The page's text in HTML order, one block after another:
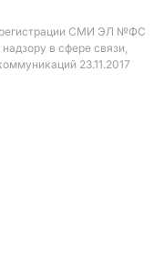
СМИ ЭЛ №ФС
в сфере связи,
23.11.2017